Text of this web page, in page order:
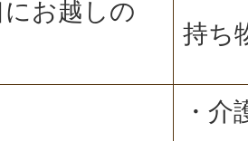
お越しの
持ち
・